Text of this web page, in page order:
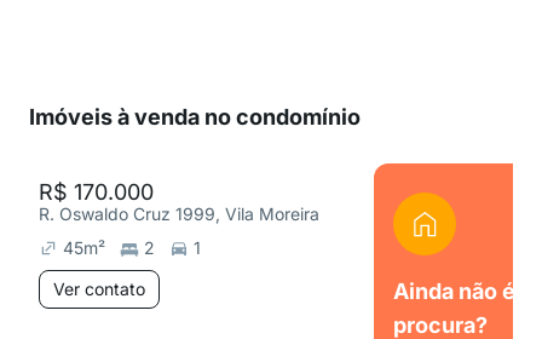
Imóveis à venda no condomínio
R$ 170.000
R. Oswaldo Cruz 1999, Vila Moreira
45m² 2
1
Ver contato
Ainda não é
procura?